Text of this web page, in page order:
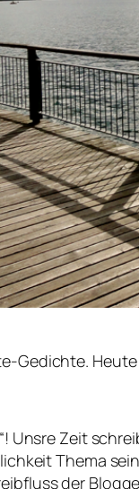
Gedichte.
Unsre Zeit
Thema
der